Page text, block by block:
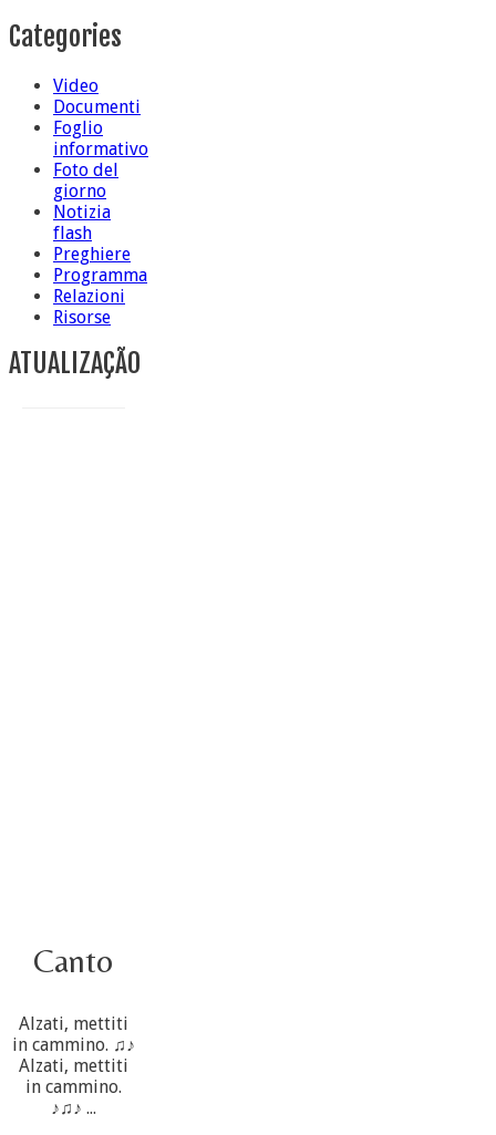
Categories
Video
Documenti
Foglio
informativo
Foto del
giorno
Notizia
flash
Preghiere
Programma
Relazioni
Risorse
ATUALIZAÇÃO
Canto
Alzati, mettiti
in cammino. ♫♪
Alzati, mettiti
in cammino.
♪♫♪ ...